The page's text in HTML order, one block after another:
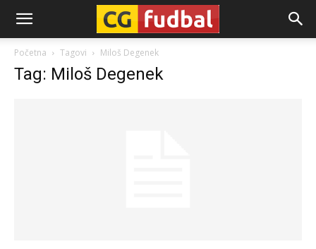
CG-
Fudbal
Početna Tagovi Miloš Degenek
Tag: Miloš Degenek